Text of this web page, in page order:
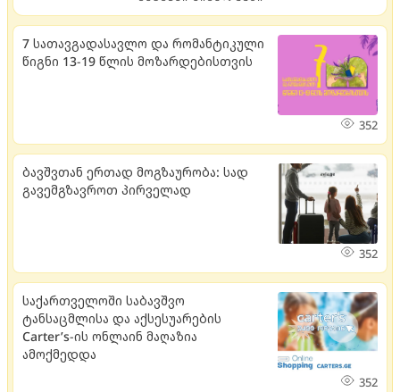
7 სათავგადასავლო და რომანტიკული
წიგნი 13-19 წლის მოზარდებისთვის
352
ბავშვთან ერთად მოგზაურობა: სად
გავემგზავროთ პირველად
352
საქართველოში საბავშვო
ტანსაცმლისა და აქსესუარების
Carter’s-ის ონლაინ მაღაზია
ამოქმედდა
352